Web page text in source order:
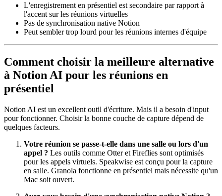
L'enregistrement en présentiel est secondaire par rapport à
l'accent sur les réunions virtuelles
Pas de synchronisation native Notion
Peut sembler trop lourd pour les réunions internes d'équipe
Comment choisir la meilleure alternative
à Notion AI pour les réunions en
présentiel
Notion AI est un excellent outil d'écriture. Mais il a besoin d'input
pour fonctionner. Choisir la bonne couche de capture dépend de
quelques facteurs.
Votre réunion se passe-t-elle dans une salle ou lors d'un
appel ? Les outils comme Otter et Fireflies sont optimisés
pour les appels virtuels. Speakwise est conçu pour la capture
en salle. Granola fonctionne en présentiel mais nécessite qu'un
Mac soit ouvert.